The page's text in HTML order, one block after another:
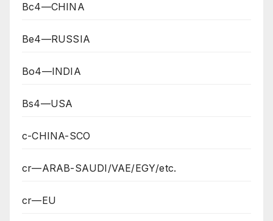
Bc4—CHINA
Be4—RUSSIA
Bo4—INDIA
Bs4—USA
c-CHINA-SCO
cr—ARAB-SAUDI/VAE/EGY/etc.
cr—EU